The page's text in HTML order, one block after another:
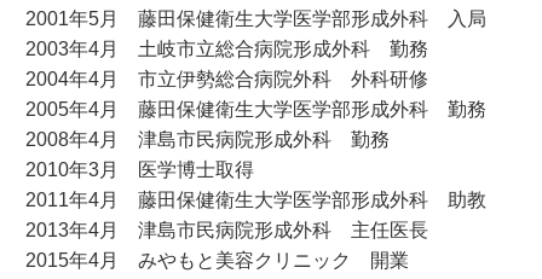
2001年5月 藤田保健衛生大学医学部形成外科 入局
2003年4月 土岐市立総合病院形成外科 勤務
2004年4月 市立伊勢総合病院外科 外科研修
2005年4月 藤田保健衛生大学医学部形成外科 勤務
2008年4月 津島市民病院形成外科 勤務
2010年3月 医学博士取得
2011年4月 藤田保健衛生大学医学部形成外科 助教
2013年4月 津島市民病院形成外科 主任医長
2015年4月 みやもと美容クリニック 開業